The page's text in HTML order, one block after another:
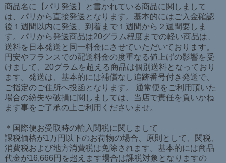
商品名に【パリ発送】と書かれている商品に関しまして
は、パリから直接発送となります。基本的にはご入金確認
後１週間以内に発送、到着まで１週間から２週間要しま
す。パリから発送商品は20グラム程度までの軽い商品は、
送料を日本発送と同一料金にさせていただいております。
円安やフランスでの配送料金の度重なる値上げの影響を受
けまして、20グラムを超える商品は個別送料となっており
ます。発送は、基本的には補償なし追跡番号付き発送で、
ご指定のご住所へ投函となります。 通常便をご利用頂いた
場合の紛失や破損に関しましては、当店で責任を負いかね
ます事をご了承の上ご利用くださいませ。
＊国際便お受取時の輸入関税に関しまして
課税価格が1万円以下のお荷物の場合、原則として、関税、
消費税および地方消費税は免除されます。基本的には商品
代金が16,666円を超えます場合は課税対象となりますの